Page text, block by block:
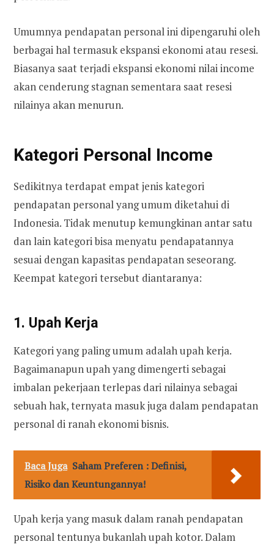
Umumnya pendapatan personal ini dipengaruhi oleh
berbagai hal termasuk ekspansi ekonomi atau resesi.
Biasanya saat terjadi ekspansi ekonomi nilai income
akan cenderung stagnan sementara saat resesi
nilainya akan menurun.
Kategori Personal Income
Sedikitnya terdapat empat jenis kategori
pendapatan personal yang umum diketahui di
Indonesia. Tidak menutup kemungkinan antar satu
dan lain kategori bisa menyatu pendapatannya
sesuai dengan kapasitas pendapatan seseorang.
Keempat kategori tersebut diantaranya:
1. Upah Kerja
Kategori yang paling umum adalah upah kerja.
Bagaimanapun upah yang dimengerti sebagai
imbalan pekerjaan terlepas dari nilainya sebagai
sebuah hak, ternyata masuk juga dalam pendapatan
personal di ranah ekonomi bisnis.
Baca Juga Saham Preferen : Definisi,
Risiko dan Keuntungannya!
Upah kerja yang masuk dalam ranah pendapatan
personal tentunya bukanlah upah kotor. Dalam